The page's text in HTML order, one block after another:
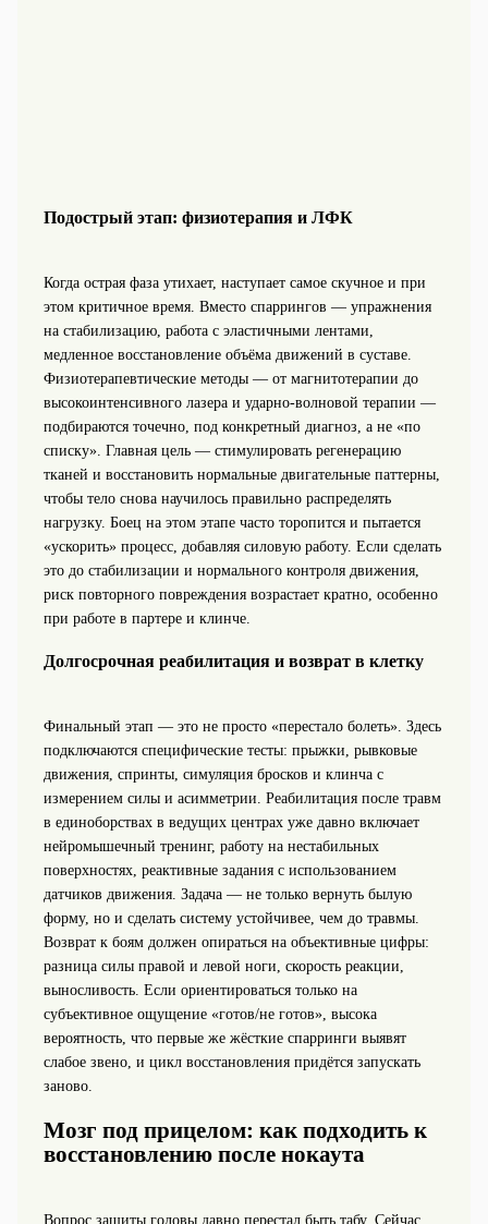
Подострый этап: физиотерапия и ЛФК
Когда острая фаза утихает, наступает самое скучное и при
этом критичное время. Вместо спаррингов — упражнения
на стабилизацию, работа с эластичными лентами,
медленное восстановление объёма движений в суставе.
Физиотерапевтические методы — от магнитотерапии до
высокоинтенсивного лазера и ударно‑волновой терапии —
подбираются точечно, под конкретный диагноз, а не «по
списку». Главная цель — стимулировать регенерацию
тканей и восстановить нормальные двигательные паттерны,
чтобы тело снова научилось правильно распределять
нагрузку. Боец на этом этапе часто торопится и пытается
«ускорить» процесс, добавляя силовую работу. Если сделать
это до стабилизации и нормального контроля движения,
риск повторного повреждения возрастает кратно, особенно
при работе в партере и клинче.
Долгосрочная реабилитация и возврат в клетку
Финальный этап — это не просто «перестало болеть». Здесь
подключаются специфические тесты: прыжки, рывковые
движения, спринты, симуляция бросков и клинча с
измерением силы и асимметрии. Реабилитация после травм
в единоборствах в ведущих центрах уже давно включает
нейромышечный тренинг, работу на нестабильных
поверхностях, реактивные задания с использованием
датчиков движения. Задача — не только вернуть былую
форму, но и сделать систему устойчивее, чем до травмы.
Возврат к боям должен опираться на объективные цифры:
разница силы правой и левой ноги, скорость реакции,
выносливость. Если ориентироваться только на
субъективное ощущение «готов/не готов», высока
вероятность, что первые же жёсткие спарринги выявят
слабое звено, и цикл восстановления придётся запускать
заново.
Мозг под прицелом: как подходить к
восстановлению после нокаута
Вопрос защиты головы давно перестал быть табу. Сейчас